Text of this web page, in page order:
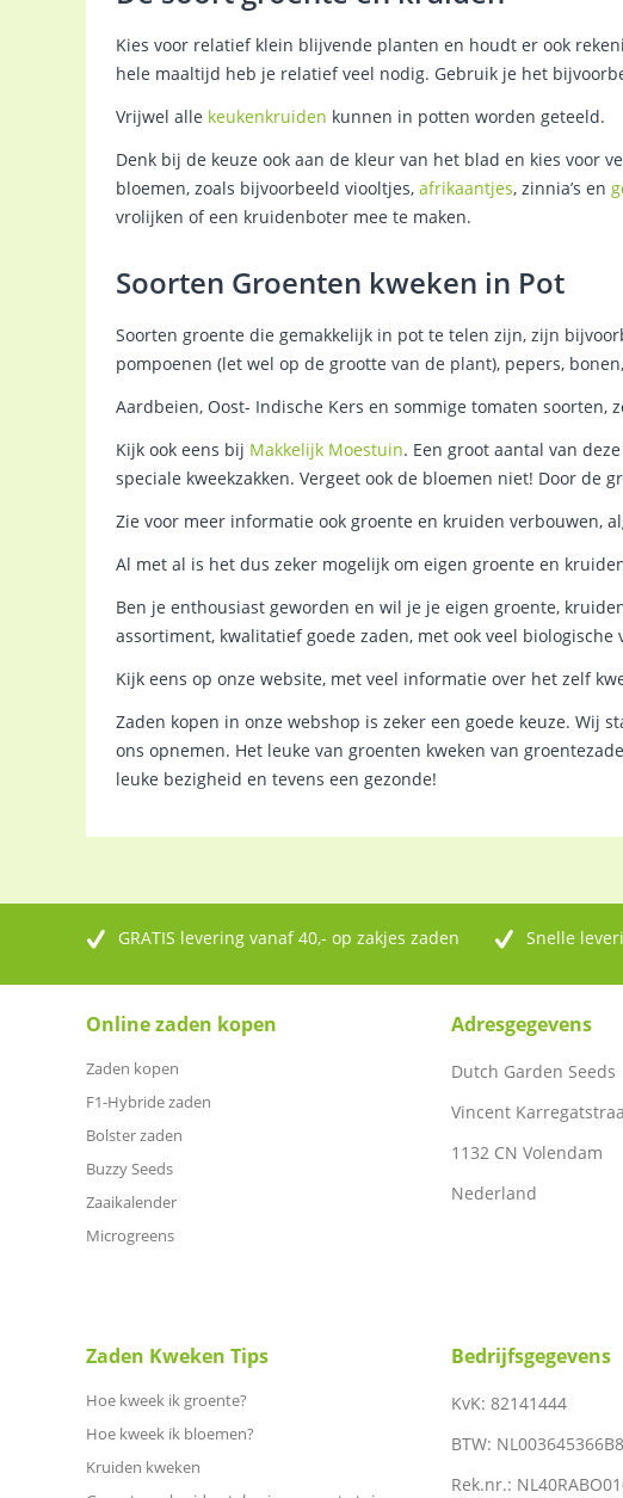
Kies voor relatief klein blijvende planten en houdt er ook
hele maaltijd heb je relatief veel nodig. Gebruik je het
Vrijwel alle keukenkruiden kunnen in potten worden geteeld.
Denk bij de keuze ook aan de kleur van het blad en kies voor
bloemen, zoals bijvoorbeeld viooltjes, afrikaantjes, zinnia’s en
vrolijken of een kruidenboter mee te maken.
Soorten Groenten kweken in Pot
Soorten groente die gemakkelijk in pot te telen zijn, zijn
pompoenen (let wel op de grootte van de plant), pepers,
Aardbeien, Oost- Indische Kers en sommige tomaten soorten,
Kijk ook eens bij Makkelijk Moestuin. Een groot aantal van
speciale kweekzakken. Vergeet ook de bloemen niet! Door
Zie voor meer informatie ook groente en kruiden verbouwen,
Al met al is het dus zeker mogelijk om eigen groente en
Ben je enthousiast geworden en wil je je eigen groente,
assortiment, kwalitatief goede zaden, met ook veel biologische
Kijk eens op onze website, met veel informatie over het zelf
Zaden kopen in onze webshop is zeker een goede keuze.
ons opnemen. Het leuke van groenten kweken van
leuke bezigheid en tevens een gezonde!
GRATIS levering vanaf 40,- op zakjes zaden Snelle
Online zaden kopen
Zaden kopen
F1-Hybride zaden
Bolster zaden
Buzzy Seeds
Zaaikalender
Microgreens
Adresgegevens
Dutch Garden Seeds
Vincent
1132 CN Volendam
Nederland
Zaden Kweken Tips
Hoe kweek ik groente?
Hoe kweek ik bloemen?
Kruiden kweken
Bedrijfsgegevens
KvK: 82141444
BTW:
Rek.nr.: